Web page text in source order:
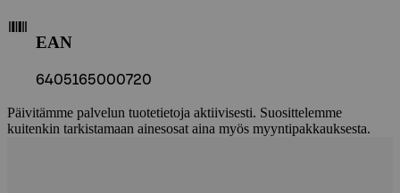
EAN
6405165000720
Päivitämme palvelun tuotetietoja aktiivisesti. Suosittelemme
kuitenkin tarkistamaan ainesosat aina myös myyntipakkauksesta.